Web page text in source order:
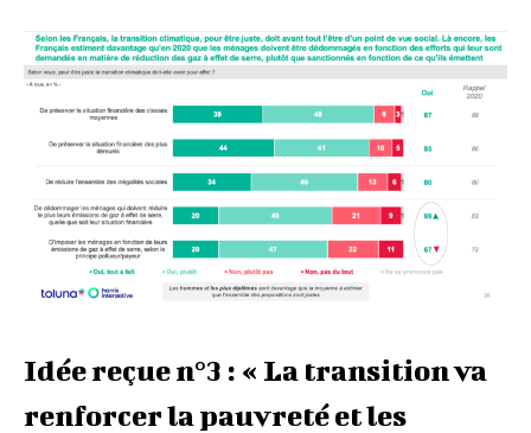
Idée reçue n°3 : « La transition va
renforcer la pauvreté et les